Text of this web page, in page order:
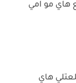
هاي مو امي
هاي